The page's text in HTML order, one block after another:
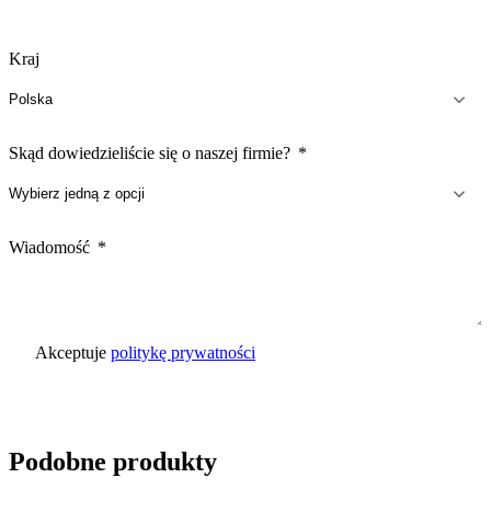
Kraj
Skąd dowiedzieliście się o naszej firmie?
Wiadomość
Akceptuje politykę prywatności
Podobne produkty